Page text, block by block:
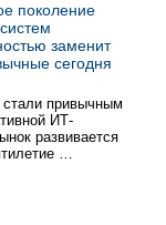
поколение
заменит
сегодня
стали привычным
ИТ-
развивается
…